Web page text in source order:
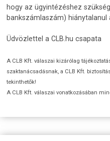
hogy az ügyintézéshez
bankszámlaszám) hiánytalanul
Üdvözlettel a CLB.hu csapata
A CLB Kft. válaszai kizárólag
szaktanácsadásnak, a CLB Kft.
tekinthetők!
A CLB Kft. válaszai vonatkozásában